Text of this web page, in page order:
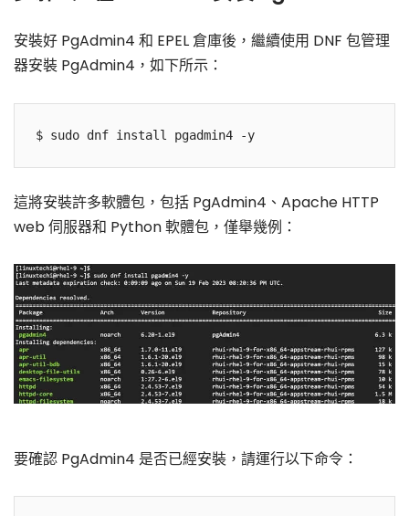
安裝好 PgAdmin4 和 EPEL 倉庫後，繼續使用 DNF 包管理
器安裝 PgAdmin4，如下所示：
這將安裝許多軟體包，包括 PgAdmin4、Apache HTTP
web 伺服器和 Python 軟體包，僅舉幾例：
要確認 PgAdmin4 是否已經安裝，請運行以下命令：